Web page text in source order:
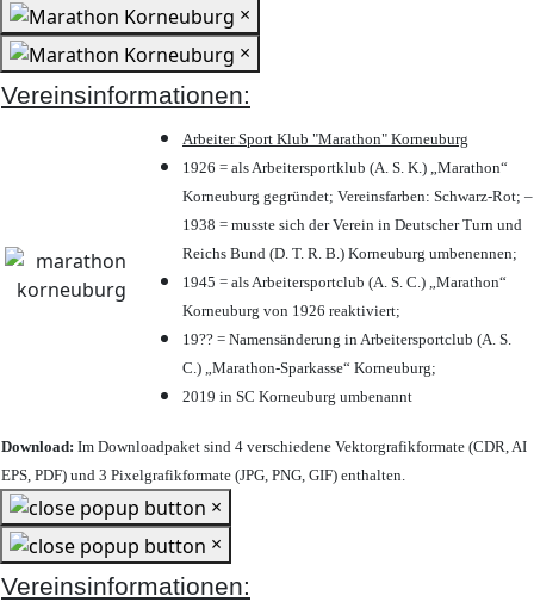
×
×
Vereinsinformationen:
Arbeiter Sport Klub "Marathon" Korneuburg
1926 = als Arbeitersportklub (A. S. K.) „Marathon“
Korneuburg gegründet; Vereinsfarben: Schwarz-Rot; –
1938 = musste sich der Verein in Deutscher Turn und
Reichs Bund (D. T. R. B.) Korneuburg umbenennen;
1945 = als Arbeitersportclub (A. S. C.) „Marathon“
Korneuburg von 1926 reaktiviert;
19?? = Namensänderung in Arbeitersportclub (A. S.
C.) „Marathon-Sparkasse“ Korneuburg;
2019 in SC Korneuburg umbenannt
Download: Im Downloadpaket sind 4 verschiedene Vektorgrafikformate (CDR, AI
EPS, PDF) und 3 Pixelgrafikformate (JPG, PNG, GIF) enthalten.
×
×
Vereinsinformationen: